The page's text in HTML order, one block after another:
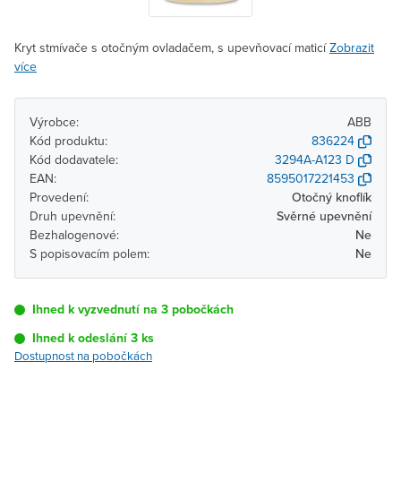
Kryt stmívače s otočným ovladačem, s upevňovací maticíZobrazit
více
Výrobce:
ABB
Kód produktu:
836224
Kód dodavatele:
3294A-A123 D
EAN:
8595017221453
Provedení:
Otočný knoflík
Druh upevnění:
Svěrné upevnění
Bezhalogenové:
Ne
S popisovacím polem:
Ne
Ihned k vyzvednutí na 3 pobočkách
Ihned k odeslání 3 ks
Dostupnost na pobočkách